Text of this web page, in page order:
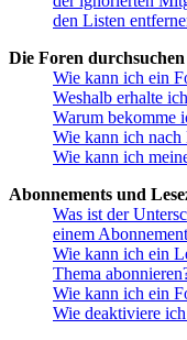
den Listen
Die Foren durchsuchen
Wie kann ich ein
Weshalb erhalte
Warum bekomme
Wie kann ich
Wie kann ich
Abonnements und
Was ist der
einem
Wie kann ich ein
Thema
Wie kann ich ein
Wie deaktiviere